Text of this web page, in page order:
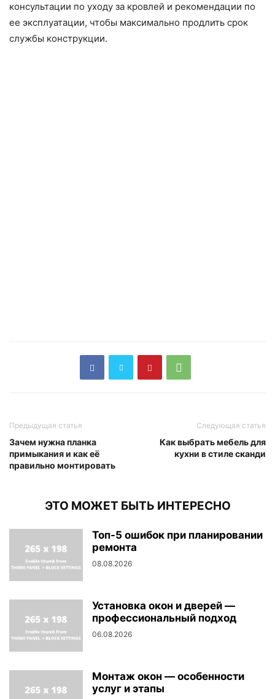
консультации по уходу за кровлей и рекомендации по
ее эксплуатации, чтобы максимально продлить срок
службы конструкции.
Предыдущая статья
Зачем нужна планка
примыкания и как её
правильно монтировать
Следующая статья
Как выбрать мебель для
кухни в стиле сканди
ЭТО МОЖЕТ БЫТЬ ИНТЕРЕСНО
Топ-5 ошибок при планировании
ремонта
08.08.2026
Установка окон и дверей —
профессиональный подход
06.08.2026
Монтаж окон — особенности
услуг и этапы